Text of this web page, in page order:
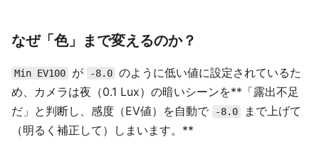
なぜ「色」まで変えるのか？
Min EV100 が -8.0 のように低い値に設定されているた
め、カメラは夜（0.1 Lux）の暗いシーンを**「露出不足
だ」と判断し、感度（EV値）を自動で
-8.0
まで上げて
（明るく補正して）しまいます。**